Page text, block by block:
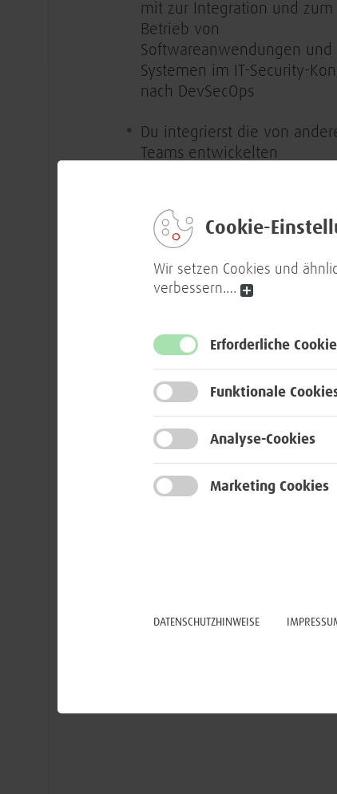
Cookie-
Wir setzen Cookies und
verbessern.…
Erforderliche
Funktionale
Analyse-Cookies
Marketing Cookies
DATENSCHUTZHINWEISE
mit zur Integration und zum
Betrieb von
Softwareanwendungen und
Systemen im IT-Security-
nach DevSecOps
Du integrierst die von
Teams entwickelten
Du konfigurierst und
Kafka und OpenSearch in
Du automatisierst
Du arbeitest als Mitglied
agilen Teams
Ergebnisse und Fortschritte
Du über die gewissenhafte
Erstellung und Pflege
Dokumentationen fest